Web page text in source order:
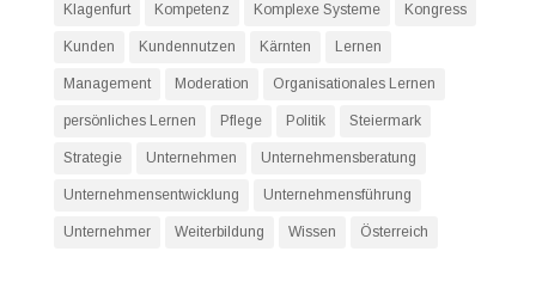
Klagenfurt Kompetenz Komplexe Systeme Kongress
Kunden Kundennutzen Kärnten Lernen
Management Moderation Organisationales Lernen
persönliches Lernen Pflege Politik Steiermark
Strategie Unternehmen Unternehmensberatung
Unternehmensentwicklung Unternehmensführung
Unternehmer Weiterbildung Wissen Österreich